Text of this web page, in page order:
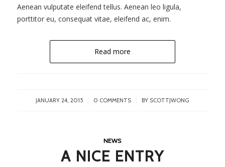
Aenean vulputate eleifend tellus. Aenean leo ligula,
porttitor eu, consequat vitae, eleifend ac, enim.
Read more
JANUARY 24, 2015
/ 0 COMMENTS
/ BY SCOTTJWONG
NEWS
A NICE ENTRY